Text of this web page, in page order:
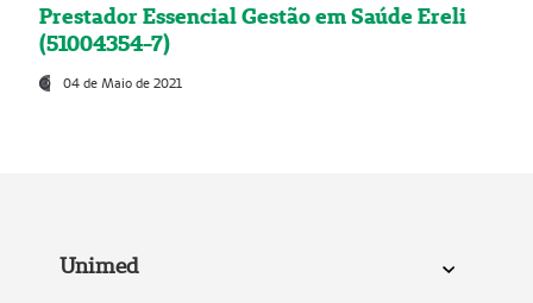
Prestador Essencial Gestão em Saúde Ereli
(51004354-7)
04 de Maio de 2021
Unimed